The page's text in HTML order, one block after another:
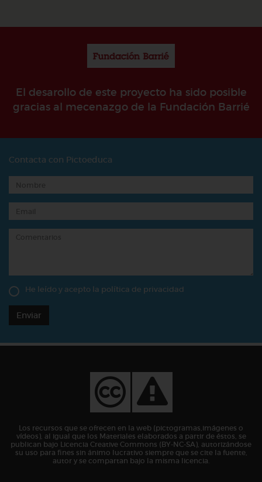
El desarollo de este proyecto ha sido posible
gracias al mecenazgo de la Fundación Barrié
Contacta con Pictoeduca
He leído y acepto la política de privacidad
Enviar
Los recursos que se ofrecen en la web (pictogramas,imágenes o
vídeos), al igual que los Materiales elaborados a partir de éstos, se
publican bajo Licencia Creative Commons (BY-NC-SA), autorizándose
su uso para fines sin ánimo lucrativo siempre que se cite la fuente,
autor y se compartan bajo la misma licencia.